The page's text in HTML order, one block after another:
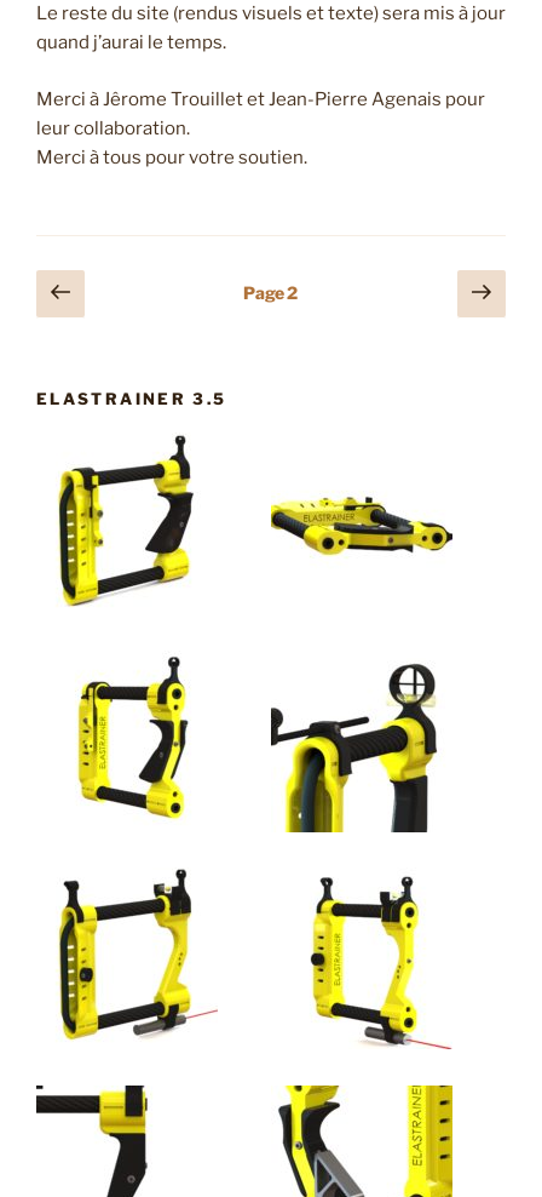
Le reste du site (rendus visuels et texte) sera mis à jour
quand j’aurai le temps.
Merci à Jêrome Trouillet et Jean-Pierre Agenais pour
leur collaboration.
Merci à tous pour votre soutien.
Pagination
des
Page
précédente
Page2
Page
ELASTRAINER 3.5